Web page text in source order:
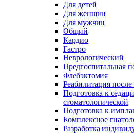
Для детей
Для женщин
Для мужчин
Общий
Кардио
Гастро
Неврологический
Предгоспитальная
Флебэктомия
Реабилитация
Подготовка к
стоматологической
Подготовка к
Комплексное
Разработка